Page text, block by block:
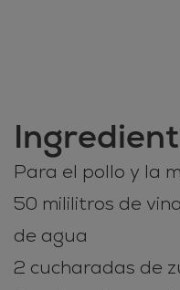
Para el pollo y la
50 mililitros de
de agua
2 cucharadas de